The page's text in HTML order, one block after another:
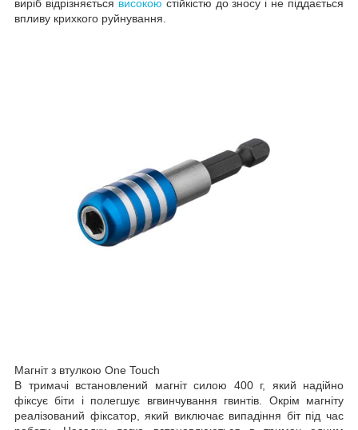
виріб відрізняється високою стійкістю до зносу і не піддається
впливу крихкого руйнування.
Магніт з втулкою One Touch
В тримачі встановлений магніт силою 400 г, який надійно
фіксує біти і полегшує вгвинчування гвинтів. Окрім магніту
реалізований фіксатор, який виключає випадіння біт під час